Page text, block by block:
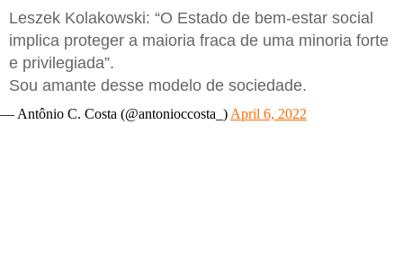
Leszek Kolakowski: “O Estado de bem-estar social
implica proteger a maioria fraca de uma minoria forte
e privilegiada”.
Sou amante desse modelo de sociedade.
— Antônio C. Costa (@antonioccosta_) April 6, 2022